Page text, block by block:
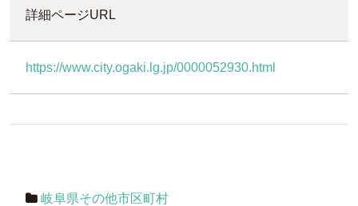
詳細ページURL
https://www.city.ogaki.lg.jp/0000052930.html
岐阜県その他市区町村